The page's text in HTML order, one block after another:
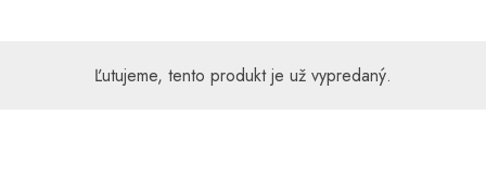
Ľutujeme, tento produkt je už vypredaný.